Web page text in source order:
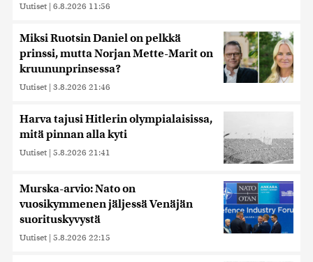
Uutiset | 6.8.2026 11:56
Miksi Ruotsin Daniel on pelkkä
prinssi, mutta Norjan Mette-Marit on
kruununprinsessa?
Uutiset | 3.8.2026 21:46
Harva tajusi Hitlerin olympialaisissa,
mitä pinnan alla kyti
Uutiset | 5.8.2026 21:41
Murska-arvio: Nato on
vuosikymmenen jäljessä Venäjän
suorituskyvystä
Uutiset | 5.8.2026 22:15